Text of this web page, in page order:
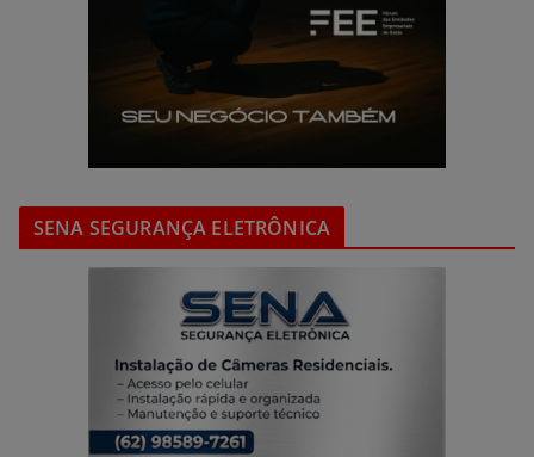
SENA SEGURANÇA ELETRÔNICA